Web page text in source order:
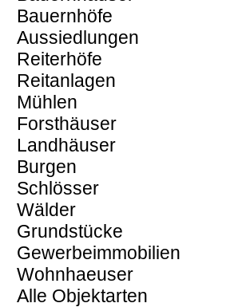
Bauernhöfe
Aussiedlungen
Reiterhöfe
Reitanlagen
Mühlen
Forsthäuser
Landhäuser
Burgen
Schlösser
Wälder
Grundstücke
Gewerbeimmobilien
Wohnhaeuser
Alle Objektarten